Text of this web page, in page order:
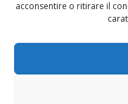
acconsentire o ritirare il